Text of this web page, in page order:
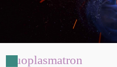
Duoplasmatron